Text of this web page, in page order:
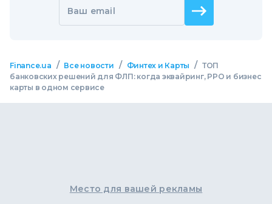
Ваш email
Finance.ua / Все новости / Финтех и Карты / ТОП
банковских решений для ФЛП: когда эквайринг, РРО и бизнес
карты в одном сервисе
Место для вашей рекламы